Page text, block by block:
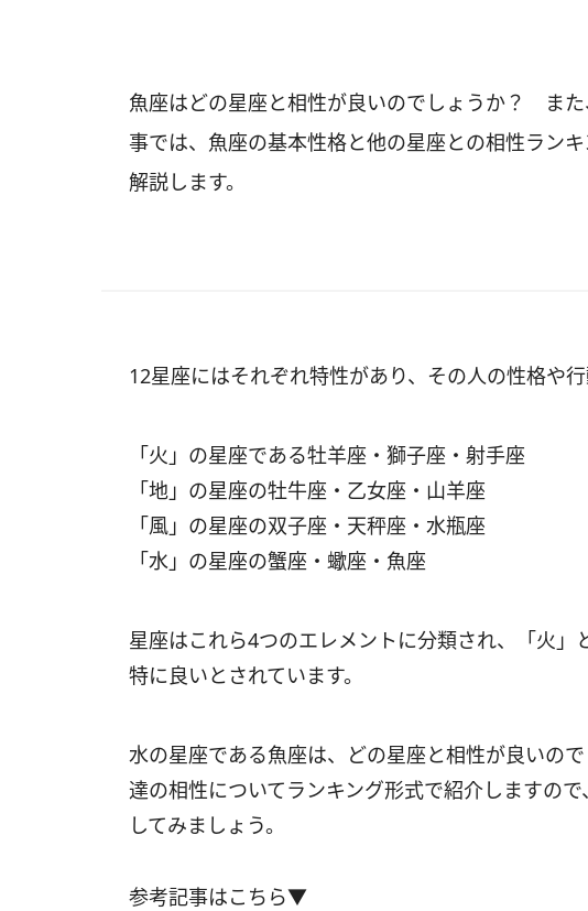
魚座はどの星座と相性が良いのでしょうか？ ま
事では、魚座の基本性格と他の星座との相性ラン
解説します。
12星座にはそれぞれ特性があり、その人の性格や
「火」の星座である牡羊座・獅子座・射手座
「地」の星座の牡牛座・乙女座・山羊座
「風」の星座の双子座・天秤座・水瓶座
「水」の星座の蟹座・蠍座・魚座
星座はこれら4つのエレメントに分類され、「火
特に良いとされています。
水の星座である魚座は、どの星座と相性が良いの
達の相性についてランキング形式で紹介しますの
してみましょう。
参考記事はこちら▼